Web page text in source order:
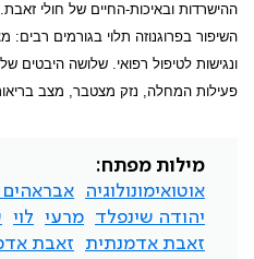
ההישרדות ובאיכות-החיים של חולי זאבת.
השיפור בפרוגנוזה תלוי בגורמים
ונגישות לטיפול רפואי. שלושה היבטים
פעילות המחלה, נזק מצטבר, מצב
מילות מפתח:
אוטואימונולוגיה
אבראהים
יהודה שינפלד
מרעי לוי
זאבת אדמנתית
זאבת